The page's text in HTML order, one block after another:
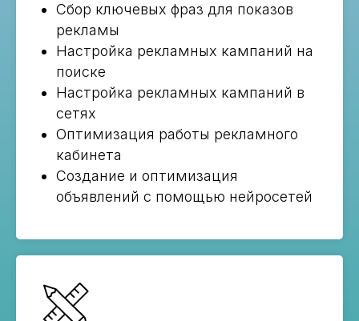
Сбор ключевых фраз для показов
рекламы
Настройка рекламных кампаний на
поиске
Настройка рекламных кампаний в
сетях
Оптимизация работы рекламного
кабинета
Создание и оптимизация
объявлений с помощью нейросетей